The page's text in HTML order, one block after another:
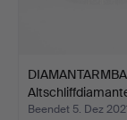
insges…
Beendet 5. Dez